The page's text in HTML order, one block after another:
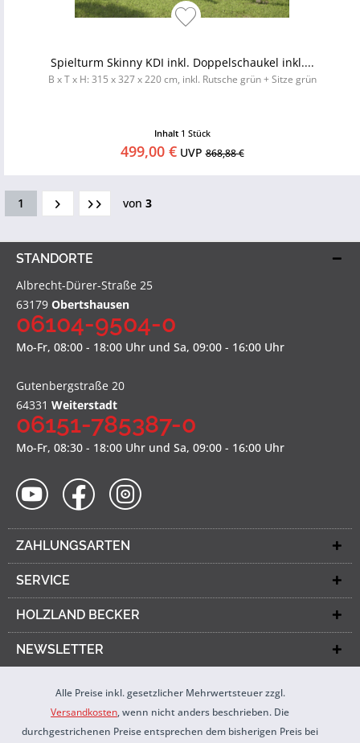
Spielturm Skinny KDI inkl. Doppelschaukel inkl....
B x T x H: 315 x 327 x 220 cm, inkl. Rutsche grün + Sitze grün
Inhalt 1 Stück
499,00 €UVP868,88 €
1 von 3
STANDORTE
Albrecht-Dürer-Straße 25
63179 Obertshausen
06104-9504-0
Mo-Fr, 08:00 - 18:00 Uhr und Sa, 09:00 - 16:00 Uhr
Gutenbergstraße 20
64331 Weiterstadt
06151-785387-0
Mo-Fr, 08:30 - 18:00 Uhr und Sa, 09:00 - 16:00 Uhr
ZAHLUNGSARTEN
SERVICE
HOLZLAND BECKER
NEWSLETTER
Alle Preise inkl. gesetzlicher Mehrwertsteuer zzgl.
Versandkosten, wenn nicht anders beschrieben. Die
durchgestrichenen Preise entsprechen dem bisherigen Preis bei